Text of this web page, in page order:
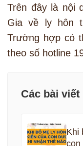
Trên đây là nội
Gia về ly hôn
Trường hợp có
theo số hotline
Các bài viết
Khi
con